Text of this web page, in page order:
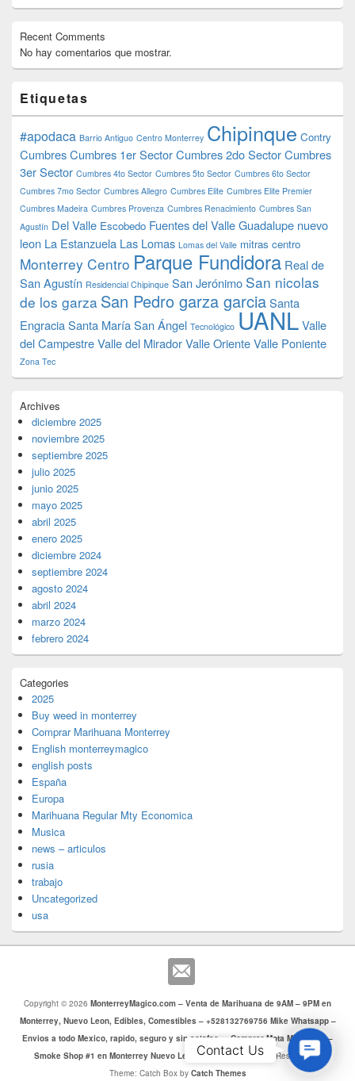
Recent Comments
No hay comentarios que mostrar.
Etiquetas
#apodaca Barrio Antiguo Centro Monterrey Chipinque Contry
CumbresCumbres 1er SectorCumbres 2do SectorCumbres
3er Sector Cumbres 4to Sector Cumbres 5to Sector Cumbres 6to Sector
Cumbres 7mo Sector Cumbres Allegro Cumbres Elite Cumbres Elite Premier
Cumbres Madeira Cumbres Provenza Cumbres Renacimiento Cumbres San
Agustín Del Valle Escobedo Fuentes del ValleGuadalupe nuevo
leon La Estanzuela Las Lomas Lomas del Valle mitras centro
Monterrey Centro Parque Fundidora Real de
San Agustín Residencial Chipinque San Jerónimo San nicolas
de los garza San Pedro garza garciaSanta
EngraciaSanta MaríaSan Ángel Tecnológico UANLValle
del CampestreValle del MiradorValle OrienteValle Poniente
Zona Tec
Archives
diciembre 2025
noviembre 2025
septiembre 2025
julio 2025
junio 2025
mayo 2025
abril 2025
enero 2025
diciembre 2024
septiembre 2024
agosto 2024
abril 2024
marzo 2024
febrero 2024
Categories
2025
Buy weed in monterrey
Comprar Marihuana Monterrey
English monterreymagico
english posts
España
Europa
Marihuana Regular Mty Economica
Musica
news – articulos
rusia
trabajo
Uncategorized
usa
Copyright © 2026 MonterreyMagico.com – Venta de Marihuana de 9AM – 9PM en
Monterrey, Nuevo Leon, Edibles, Comestibles – +528132769756 Mike Whatsapp –
Envios a todo Mexico, rapido, seguro y sin estafas. – Comprar Mota Monterrey –
Smoke Shop #1 en Monterrey Nuevo Leon
. Todos los Derechos Reservados.
Theme: Catch Box by Catch Themes Us
Contact Us